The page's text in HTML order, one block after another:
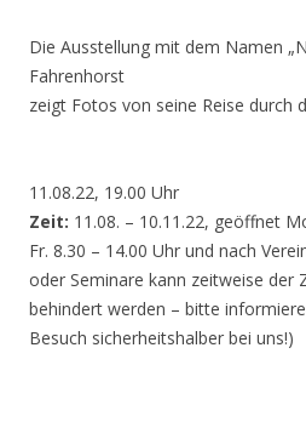
Die Ausstellung mit dem Namen
Fahrenhorst
zeigt Fotos von seine Reise durch
11.08.22, 19.00 Uhr
Zeit: 11.08. – 10.11.22, geöffnet
Fr. 8.30 – 14.00 Uhr und nach
oder Seminare kann zeitweise der
behindert werden – bitte
Besuch sicherheitshalber bei uns!)